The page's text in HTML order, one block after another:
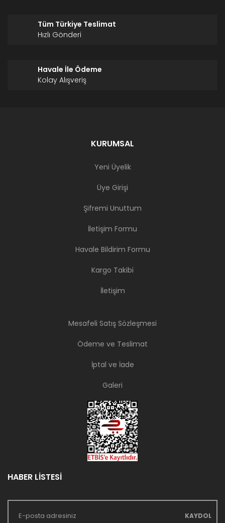
Tüm Türkiye Teslimat
Hızlı Gönderi
Havale İle Ödeme
Kolay Alışveriş
KURUMSAL
Yeni Üyelik
Üye Girişi
Şifremi Unuttum
İletişim Formu
Havale Bildirim Formu
Kargo Takibi
İletişim
Mesafeli Satış Sözleşmesi
Ödeme ve Teslimat
İptal ve İade
Galeri
HABER LİSTESİ
KAYDOL